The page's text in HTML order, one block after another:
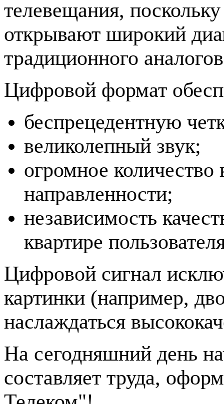
телевещания,
открывают широкий
традиционного
Цифровой формат
беспрецедентную
великолепный звук;
огромное количество
направленности;
независимость
квартире
Цифровой сигнал
картинки (например,
наслаждаться
На сегодняшний день
составляет труда,